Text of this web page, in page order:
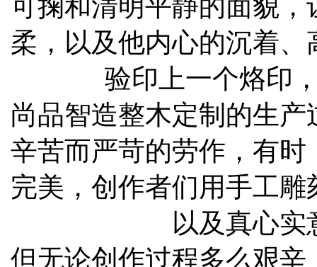
可掬和清明平静的面貌
柔，以及他内心的沉着
验印上一个烙印
尚品智造整木定制的生
辛苦而严苛的劳作，有
完美，创作者们用手工
以及真心实
但无论创作过程多么艰